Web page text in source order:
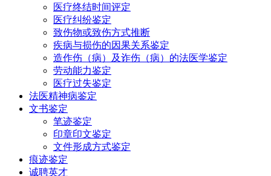
医疗终结时间评定
医疗纠纷鉴定
致伤物或致伤方式推断
疾病与损伤的因果关系鉴定
造作伤（病）及诈伤（病）的法医学鉴定
劳动能力鉴定
医疗过失鉴定
法医精神病鉴定
文书鉴定
笔迹鉴定
印章印文鉴定
文件形成方式鉴定
痕迹鉴定
诚聘英才